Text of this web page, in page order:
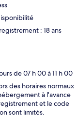
: 18 ans
de 07 h 00 à 11 h 00
des horaires normaux
à l'avance
et le code
sont limités.